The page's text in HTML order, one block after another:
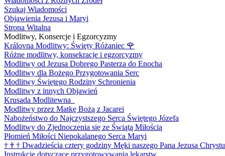
Szukaj Wiadomości
Objawienia Jezusa i Maryi
Strona Witalna
Modlitwy, Konsercje i Egzorcyzmy
Královna Modlitwy: Święty Różaniec 🌹
Różne modlitwy, konsekracje i egzorcyzmy
Modlitwy od Jezusa Dobrego Pasterza do Enocha
Modlitwy dla Bożego Przygotowania Serc
Modlitwy Świętego Rodziny Schronienia
Modlitwy z innych Objawień
Krusada Modlitewna
Modlitwy przez Matkę Bożą z Jacarei
Nabożeństwo do Najczystszego Serca Świętego Józefa
Modlitwy do Zjednoczenia się ze Świątą Miłością
Płomień Miłości Niepokalanego Serca Maryi
† † † Dwadzieścia cztery godziny Męki naszego Pana Jezusa
Instrukcje dotyczące przygotowywania lekarstw